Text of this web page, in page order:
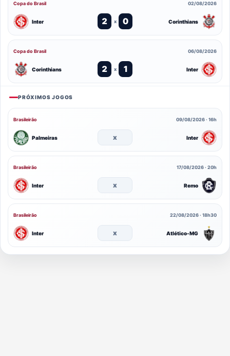
Copa do Brasil 02/08/2026
Inter 2 x 0 Corinthians
Copa do Brasil 06/08/2026
Corinthians 2 x 1 Inter
PRÓXIMOS JOGOS
Brasileirão 09/08/2026 · 16h
Palmeiras x Inter
Brasileirão 17/08/2026 · 20h
Inter x Remo
Brasileirão 22/08/2026 · 18h30
Inter x Atlético-MG